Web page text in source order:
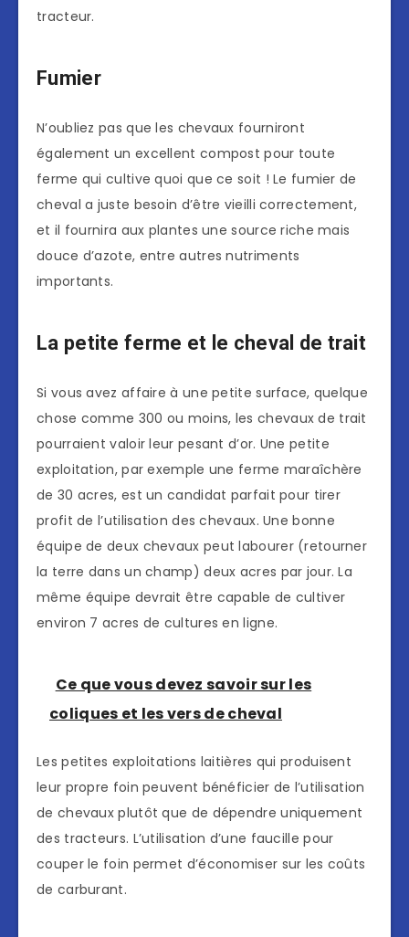
tracteur.
Fumier
N’oubliez pas que les chevaux fourniront
également un excellent compost pour toute
ferme qui cultive quoi que ce soit ! Le fumier de
cheval a juste besoin d’être vieilli correctement,
et il fournira aux plantes une source riche mais
douce d’azote, entre autres nutriments
importants.
La petite ferme et le cheval de trait
Si vous avez affaire à une petite surface, quelque
chose comme 300 ou moins, les chevaux de trait
pourraient valoir leur pesant d’or. Une petite
exploitation, par exemple une ferme maraîchère
de 30 acres, est un candidat parfait pour tirer
profit de l’utilisation des chevaux. Une bonne
équipe de deux chevaux peut labourer (retourner
la terre dans un champ) deux acres par jour. La
même équipe devrait être capable de cultiver
environ 7 acres de cultures en ligne.
Ce que vous devez savoir sur les
coliques et les vers de cheval
Les petites exploitations laitières qui produisent
leur propre foin peuvent bénéficier de l’utilisation
de chevaux plutôt que de dépendre uniquement
des tracteurs. L’utilisation d’une faucille pour
couper le foin permet d’économiser sur les coûts
de carburant.